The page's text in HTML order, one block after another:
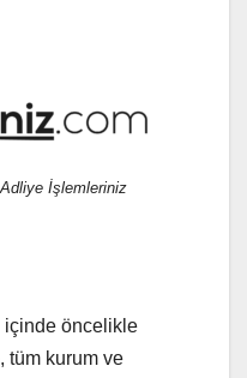
İşlemleriniz
içinde öncelikle
tüm kurum ve